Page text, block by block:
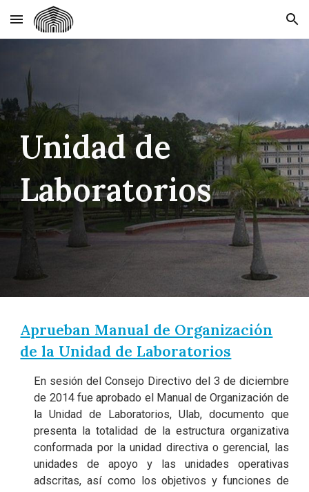
Skip to main content Skip to navigation
Unidad de
Laboratorios
Aprueban Manual de Organización
de la Unidad de Laboratorios
En sesión del Consejo Directivo del 3 de diciembre
de 2014 fue aprobado el Manual de Organización de
la Unidad de Laboratorios, Ulab, documento que
presenta la totalidad de la estructura organizativa
conformada por la unidad directiva o gerencial, las
unidades de apoyo y las unidades operativas
adscritas, así como los objetivos y funciones de